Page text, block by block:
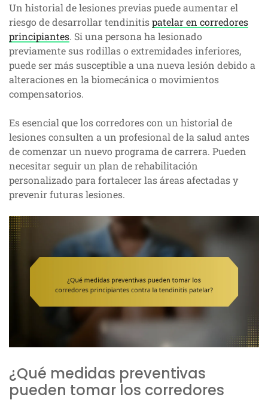
Un historial de lesiones previas puede aumentar el
riesgo de desarrollar tendinitispatelar en corredores
principiantes. Si una persona ha lesionado
previamente sus rodillas o extremidades inferiores,
puede ser más susceptible a una nueva lesión debido a
alteraciones en la biomecánica o movimientos
compensatorios.
Es esencial que los corredores con un historial de
lesiones consulten a un profesional de la salud antes
de comenzar un nuevo programa de carrera. Pueden
necesitar seguir un plan de rehabilitación
personalizado para fortalecer las áreas afectadas y
prevenir futuras lesiones.
¿Qué medidas preventivas
pueden tomar los corredores